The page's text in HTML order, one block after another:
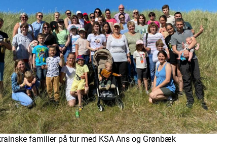
familier på tur med KSA Ans og Grønbæk